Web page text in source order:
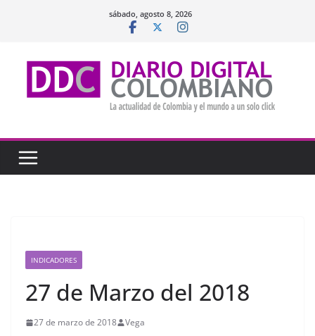
sábado, agosto 8, 2026
INDICADORES
27 de Marzo del 2018
27 de marzo de 2018 Vega